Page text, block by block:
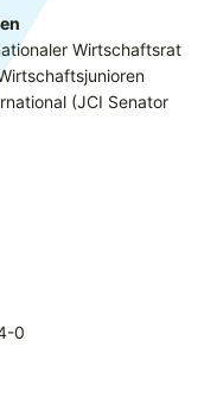
Wirtschaftsrat
(JCI Senator
0